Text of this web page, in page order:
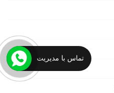
تماس با مدیریت